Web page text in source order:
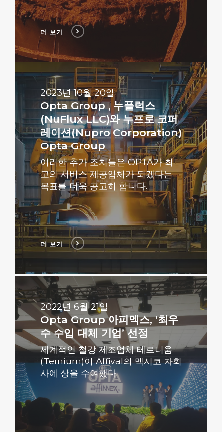
더 보기
2023년 10월 20일
Opta Group , 누플럭스
(NuFlux LLC)와 누프로 코퍼
레이션(Nupro Corporation)
Opta Group
이러한 추가 조치들은 OPTA가 최
고의 서비스 제공업체가 되겠다는
목표를 더욱 공고히 합니다.
더 보기
보
2022년 6월 21일
Opta Group 아피멕스, ‘최우
수 수입 대체 기업’ 선정
세계적인 철강 제조업체 테르니움
(Ternium)이 Affival의 멕시코 자회
사에 상을 수여했다.
보
기